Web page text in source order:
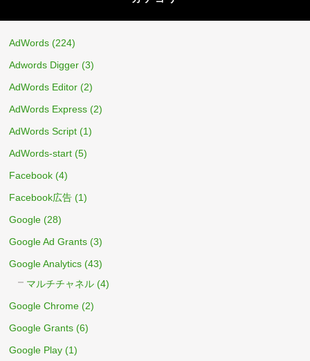
AdWords (224)
Adwords Digger (3)
AdWords Editor (2)
AdWords Express (2)
AdWords Script (1)
AdWords-start (5)
Facebook (4)
Facebook広告 (1)
Google (28)
Google Ad Grants (3)
Google Analytics (43)
マルチチャネル (4)
Google Chrome (2)
Google Grants (6)
Google Play (1)